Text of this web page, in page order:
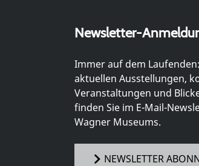
Newsletter-
Immer auf dem
aktuellen Ausstellungen,
Veranstaltungen und
finden Sie im E-Mail-
Wagner Museums.
NEWSLETTER